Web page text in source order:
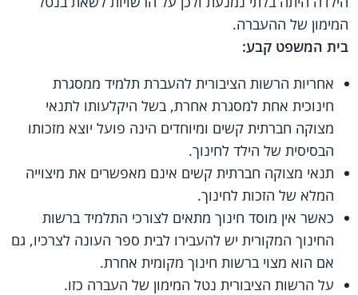
המימון של ההעברה.
בית המשפט קבע:
אחריות הרשות הציבורית להעברת תלמיד ממסגרת
חינוכית אחת למסגרת אחרת, בשל היקלעותו לתנאי
מצוקה חברתית קשים ומיוחדים הינה פועל יוצא מזכותו
הבסיסית של הילד לחינוך.
תנאי מצוקה חברתית קשים אינם מאפשרים את מיצוייה
המלא של הזכות לחינוך.
כאשר אין מוסד חינוך מתאים לצורכי התלמיד ברשות
החינוך המקורית יש להעבירו לבית ספר העונה לצרכיו, גם
אם הוא מצוי ברשות חינוך מקומית אחרת.
על הרשות הציבורית נטל המימון של העברה כזו.